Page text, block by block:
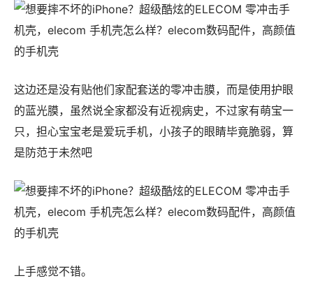
这边还是没有贴他们家配套送的零冲击膜，而是使用护眼
的蓝光膜，虽然说全家都没有近视病史，不过家有萌宝一
只，担心宝宝老是爱玩手机，小孩子的眼睛毕竟脆弱，算
是防范于未然吧
上手感觉不错。